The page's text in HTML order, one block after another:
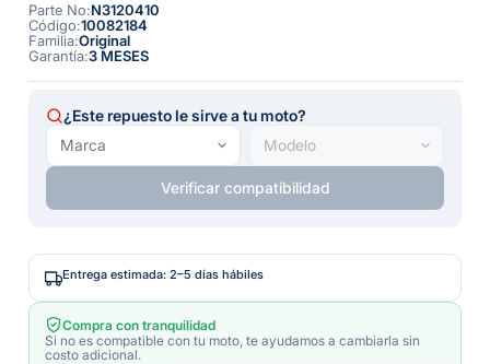
Parte No:N3120410
Código:10082184
Familia:Original
Garantía:3 MESES
¿Este repuesto le sirve a tu moto?
Verificar compatibilidad
Entrega estimada: 2–5 días hábiles
Compra con tranquilidad
Si no es compatible con tu moto, te ayudamos a cambiarla sin
costo adicional.